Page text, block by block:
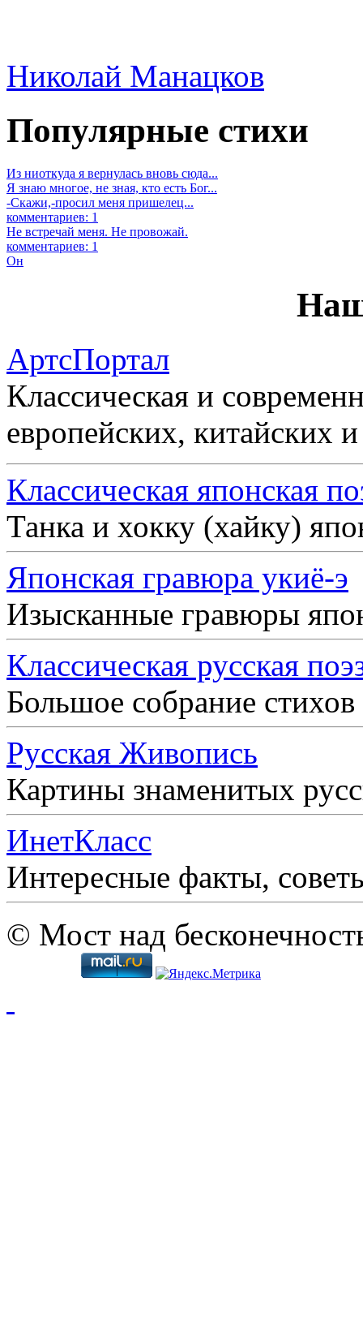
Николай Манацков
Популярные стихи
Из ниоткуда я вернулась вновь сюда...
Я знаю многое, не зная, кто есть Бог...
-Скажи,-просил меня пришелец...
комментариев: 1
Не встречай меня. Не провожай.
комментариев: 1
Он
АртсПортал
Классическая и
европейских, китайских
Классическая японская
Танка и хокку (хайку)
Японская гравюра укиё-э
Изысканные гравюры
Классическая русская
Большое собрание
Русская Живопись
Картины знаменитых
ИнетКласс
Интересные факты,
© Мост над